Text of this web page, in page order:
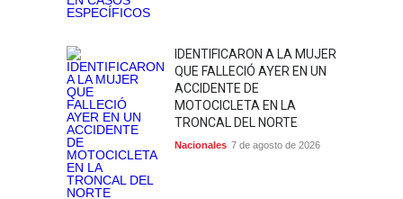
IDENTIFICARON A LA MUJER
QUE FALLECIÓ AYER EN UN
ACCIDENTE DE
MOTOCICLETA EN LA
TRONCAL DEL NORTE
Nacionales 7 de agosto de 2026